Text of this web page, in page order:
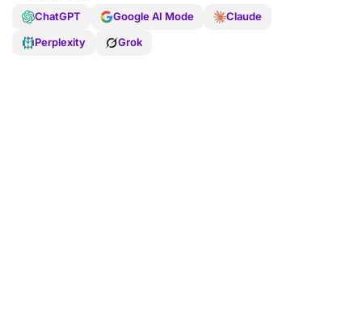
ChatGPT Google AI Mode
Claude
Perplexity
Grok